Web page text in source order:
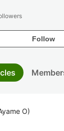
Follow
O)